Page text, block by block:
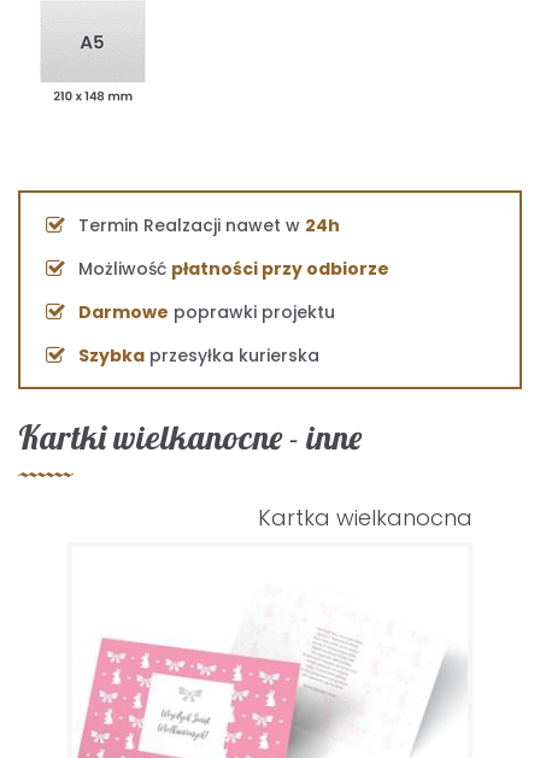
Kartki wielkanocne - inne
Kartka wielkanocna
Termin Realzacji nawet w 24h
Możliwość płatności przy odbiorze
Darmowe poprawki projektu
Szybka przesyłka kurierska